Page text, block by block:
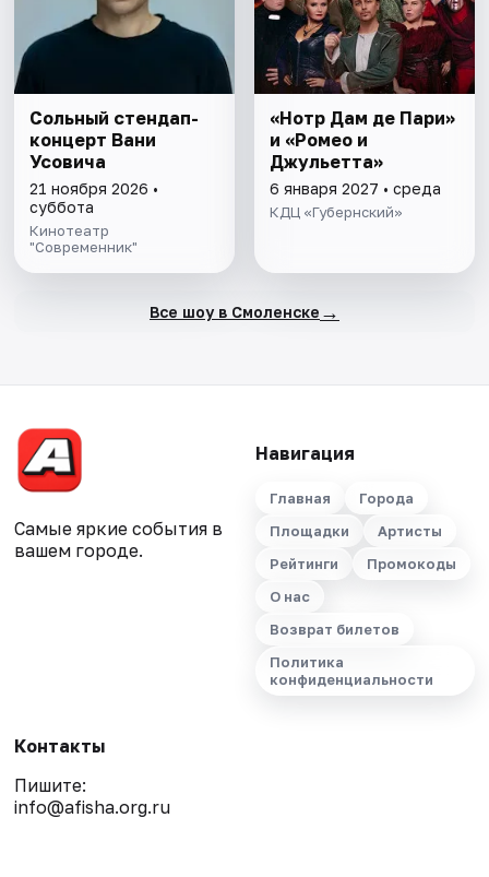
Сольный стендап-
концерт Вани
Усовича
21 ноября 2026 •
суббота
Кинотеатр
"Современник"
«Нотр Дам де Пари»
и «Ромео и
Джульетта»
6 января 2027 • среда
КДЦ «Губернский»
Все шоу в Смоленске →
Самые яркие события в
вашем городе.
Навигация
Главная
Города
Площадки
Артисты
Рейтинги
Промокоды
О нас
Возврат билетов
Политика
конфиденциальности
Контакты
Пишите:
info@afisha.org.ru